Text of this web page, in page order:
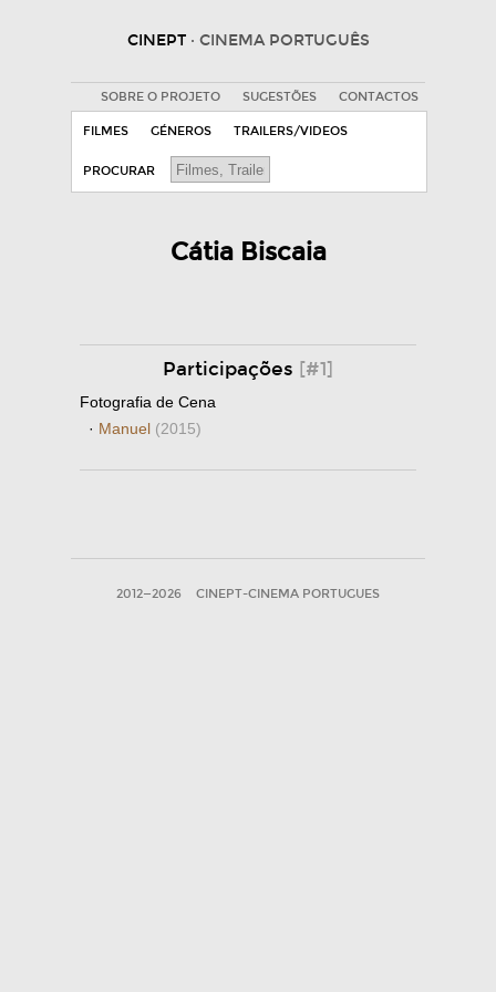
CINEPT · CINEMA PORTUGUÊS
SOBRE O PROJETO SUGESTÕES CONTACTOS
FILMES GÉNEROS TRAILERS/VIDEOS
PROCURAR
Cátia Biscaia
Participações [#1]
Fotografia de Cena
· Manuel (2015)
2012—2026 CINEPT-CINEMA PORTUGUES